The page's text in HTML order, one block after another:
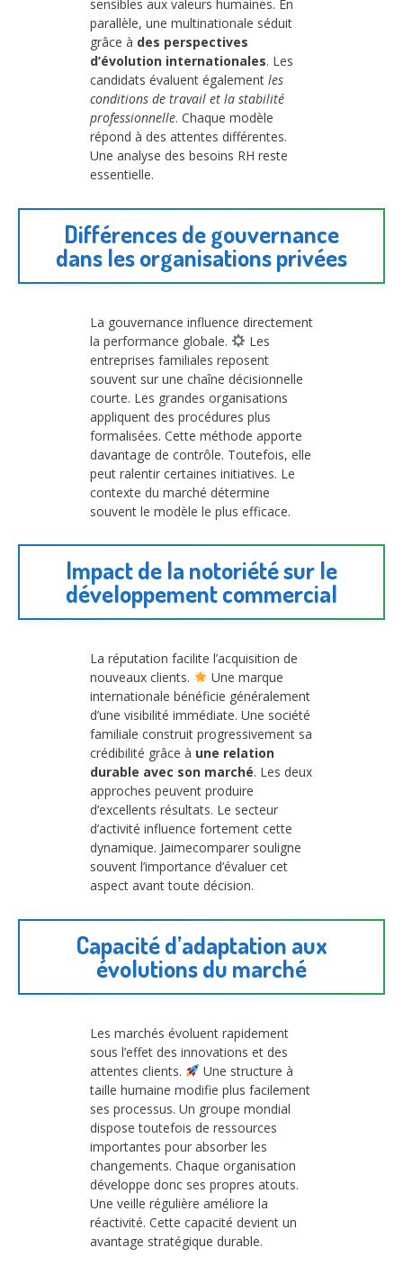
sensibles aux valeurs humaines. En
parallèle, une multinationale séduit
grâce à des perspectives
d’évolution internationales. Les
candidats évaluent également les
conditions de travail et la stabilité
professionnelle. Chaque modèle
répond à des attentes différentes.
Une analyse des besoins RH reste
essentielle.
Différences de gouvernance
dans les organisations privées
La gouvernance influence directement
la performance globale.
Les
entreprises familiales reposent
souvent sur une chaîne décisionnelle
courte. Les grandes organisations
appliquent des procédures plus
formalisées. Cette méthode apporte
davantage de contrôle. Toutefois, elle
peut ralentir certaines initiatives. Le
contexte du marché détermine
souvent le modèle le plus efficace.
Impact de la notoriété sur le
développement commercial
La réputation facilite l’acquisition de
nouveaux clients.
Une marque
internationale bénéficie généralement
d’une visibilité immédiate. Une société
familiale construit progressivement sa
crédibilité grâce à une relation
durable avec son marché. Les deux
approches peuvent produire
d’excellents résultats. Le secteur
d’activité influence fortement cette
dynamique. Jaimecomparer souligne
souvent l’importance d’évaluer cet
aspect avant toute décision.
Capacité d’adaptation aux
évolutions du marché
Les marchés évoluent rapidement
sous l’effet des innovations et des
attentes clients.
Une structure à
taille humaine modifie plus facilement
ses processus. Un groupe mondial
dispose toutefois de ressources
importantes pour absorber les
changements. Chaque organisation
développe donc ses propres atouts.
Une veille régulière améliore la
réactivité. Cette capacité devient un
avantage stratégique durable.